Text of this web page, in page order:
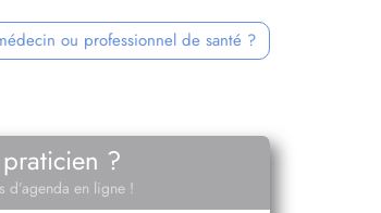
ou professionnel de santé ?
?
d’agenda en ligne !